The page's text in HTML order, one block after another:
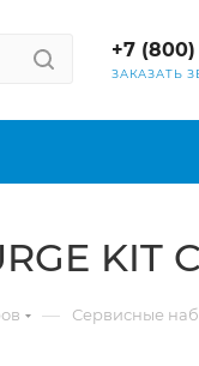
+7 (800)
ЗАКАЗАТЬ
KIT
— Сервисные